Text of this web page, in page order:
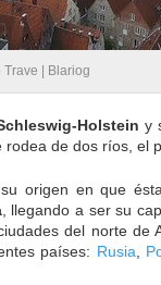
| Blariog
Holstein y
de dos ríos, el
origen en que
, llegando a ser su
del norte de
países: Rusia,